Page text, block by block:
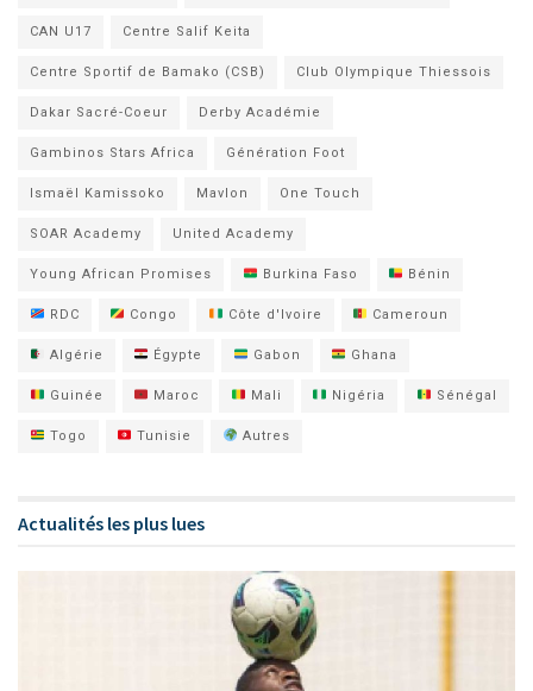
CAN U17 Centre Salif Keita
Centre Sportif de Bamako (CSB) Club Olympique Thiessois
Dakar Sacré-Coeur Derby Académie
Gambinos Stars Africa Génération Foot
Ismaël Kamissoko Mavlon One Touch
SOAR Academy United Academy
Young African Promises Burkina Faso Bénin
RDC Congo Côte d'Ivoire Cameroun
Algérie Égypte Gabon Ghana
Guinée Maroc Mali Nigéria Sénégal
Togo Tunisie Autres
Actualités les plus lues